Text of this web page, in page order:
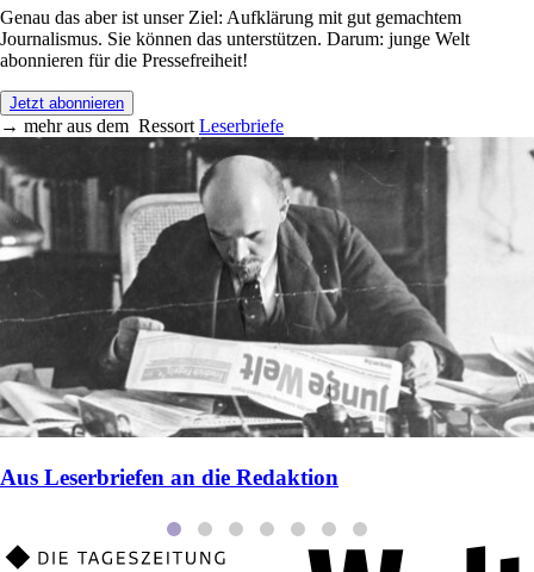
Genau das aber ist unser Ziel: Aufklärung mit gut gemachtem
Journalismus. Sie können das unterstützen. Darum: junge Welt
abonnieren für die Pressefreiheit!
Jetzt abonnieren
→ mehr aus dem Ressort Leserbriefe
Aus Leserbriefen an die Redaktion